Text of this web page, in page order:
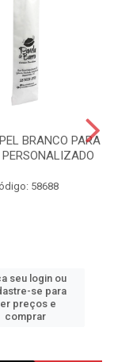
BRANCO PARA
58688
seu login ou
se para
preços e
comprar